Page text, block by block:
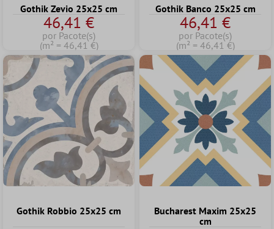
Gothik Zevio 25x25 cm
46,41 €
por Pacote(s)
(m² = 46,41 €)
Gothik Banco 25x25 cm
46,41 €
por Pacote(s)
(m² = 46,41 €)
Gothik Robbio 25x25 cm
Bucharest Maxim 25x25
cm